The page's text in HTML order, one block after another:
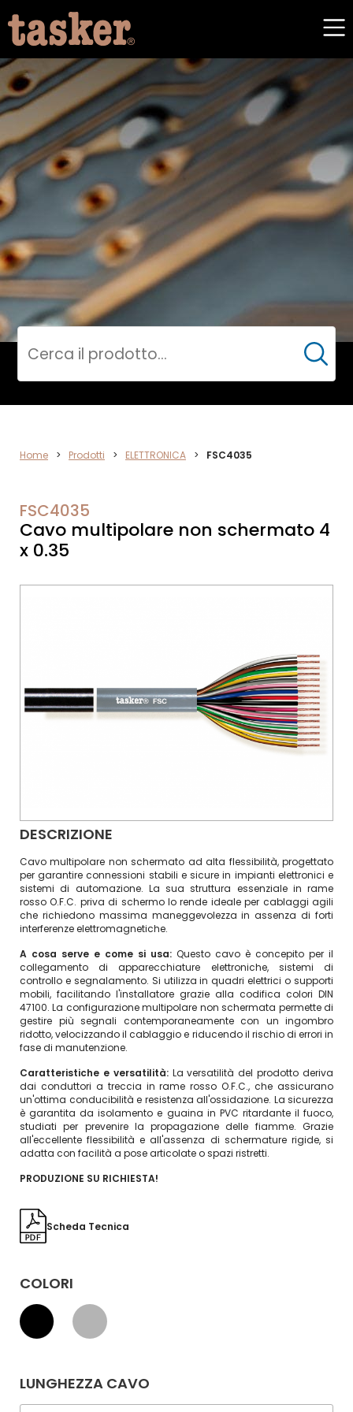
ELETTRONICA
Cerca
Home > Prodotti > ELETTRONICA > FSC4035
FSC4035
Cavo multipolare non schermato 4
x 0.35
DESCRIZIONE
Cavo multipolare non schermato ad alta flessibilità, progettato
per garantire connessioni stabili e sicure in impianti elettronici e
sistemi di automazione. La sua struttura essenziale in rame
rosso O.F.C. priva di schermo lo rende ideale per cablaggi agili
che richiedono massima maneggevolezza in assenza di forti
interferenze elettromagnetiche.
A cosa serve e come si usa: Questo cavo è concepito per il
collegamento di apparecchiature elettroniche, sistemi di
controllo e segnalamento. Si utilizza in quadri elettrici o supporti
mobili, facilitando l'installatore grazie alla codifica colori DIN
47100. La configurazione multipolare non schermata permette di
gestire più segnali contemporaneamente con un ingombro
ridotto, velocizzando il cablaggio e riducendo il rischio di errori in
fase di manutenzione.
Caratteristiche e versatilità: La versatilità del prodotto deriva
dai conduttori a treccia in rame rosso O.F.C., che assicurano
un'ottima conducibilità e resistenza all'ossidazione. La sicurezza
è garantita da isolamento e guaina in PVC ritardante il fuoco,
studiati per prevenire la propagazione delle fiamme. Grazie
all'eccellente flessibilità e all'assenza di schermature rigide, si
adatta con facilità a pose articolate o spazi ristretti.
PRODUZIONE SU RICHIESTA!
Scheda Tecnica
COLORI
LUNGHEZZA CAVO